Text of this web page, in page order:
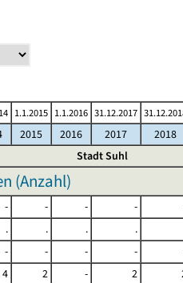
1.1.2015 1.1.2016 31.12.2017
2015 2016 2017 2018
Stadt Suhl
(Anzahl)
- - - -
. . . .
- - - -
4 2 - 2